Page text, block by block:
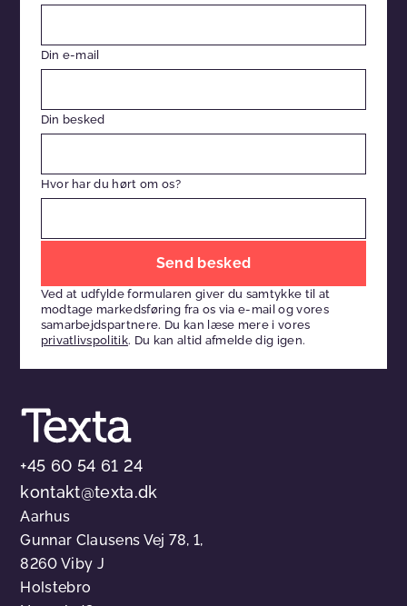
Din e-mail
Din besked
Hvor har du hørt om os?
dette
felt
tomt
Ved at udfylde formularen giver du samtykke til at
modtage markedsføring fra os via e-mail og vores
samarbejdspartnere. Du kan læse mere i vores
privatlivspolitik. Du kan altid afmelde dig igen.
+45 60 54 61 24
kontakt@texta.dk
Aarhus
Gunnar Clausens Vej 78, 1,
8260 Viby J
Holstebro